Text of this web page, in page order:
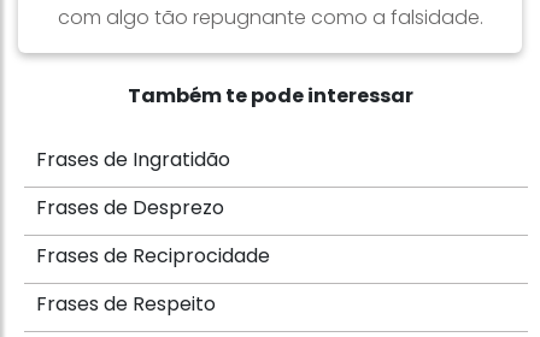
com algo tão repugnante como a falsidade.
Também te pode interessar
Frases de Ingratidão
Frases de Desprezo
Frases de Reciprocidade
Frases de Respeito